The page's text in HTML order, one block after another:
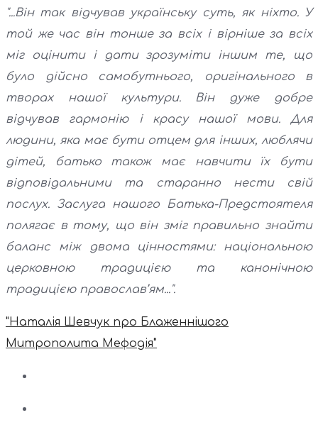
"...Він так відчував українську суть, як ніхто. У
той же час він тонше за всіх і вірніше за всіх
міг оцінити і дати зрозуміти іншим те, що
було дійсно самобутнього, оригінального в
творах нашої культури. Він дуже добре
відчував гармонію і красу нашої мови. Для
людини, яка має бути отцем для інших, люблячи
дітей, батько також має навчити їх бути
відповідальними та старанно нести свій
послух. Заслуга нашого Батька-Предстоятеля
полягає в тому, що він зміг правильно знайти
баланс між двома цінностями: національною
церковною традицією та канонічною
традицією православ’ям...".
"Наталія Шевчук про Блаженнішого
Митрополита Мефодія"